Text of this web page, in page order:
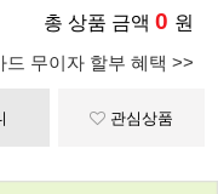
총 상품 금액 0 원
드 무이자 할부 혜택 >>
관심상품